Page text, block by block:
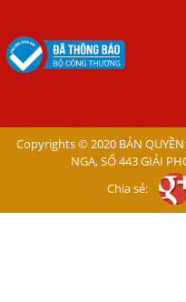
Trong Máu Gây Ngứa
BỆNH DO SÁN LÁ LỚN Ở
Khoa Ký Sinh Trùng
Có Nên Quá Lo Lắng
Sán chó Những Dấu
Copyrights © 2020 BẢN
NGA, SỐ 443 GIẢI
Chia sẻ: